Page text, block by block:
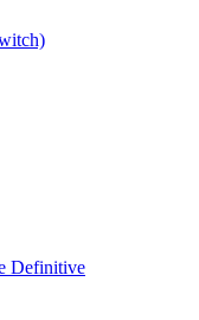
Definitive